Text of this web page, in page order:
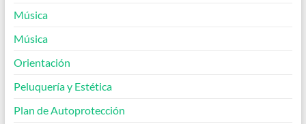
Música
Música
Orientación
Peluquería y Estética
Plan de Autoprotección